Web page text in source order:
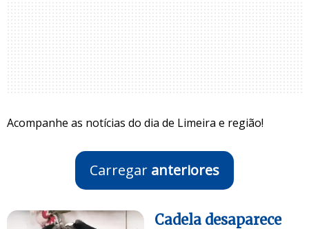
Acompanhe as notícias do dia de Limeira e região!
Carregar anteriores
Cadela desaparece